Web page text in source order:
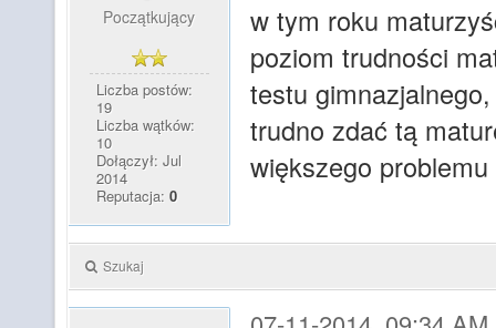
Początkujący
Liczba postów:
19
Liczba wątków:
10
Dołączył: Jul
2014
Reputacja: 0
w tym roku
poziom trudności
testu
trudno zdać tą
większego
Szukaj